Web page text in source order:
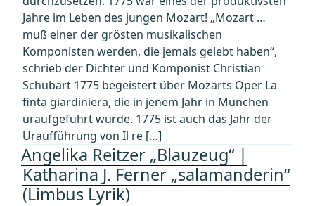
Jahre im Leben des jungen Mozart! „Mozart …
muß einer der grösten musikalischen
Komponisten werden, die jemals gelebt haben“,
schrieb der Dichter und Komponist Christian
Schubart 1775 begeistert über Mozarts Oper La
finta giardiniera, die in jenem Jahr in München
uraufgeführt wurde. 1775 ist auch das Jahr der
Uraufführung von Il re […]
Angelika Reitzer „Blauzeug“ |
Katharina J. Ferner „salamanderin“
(Limbus Lyrik)